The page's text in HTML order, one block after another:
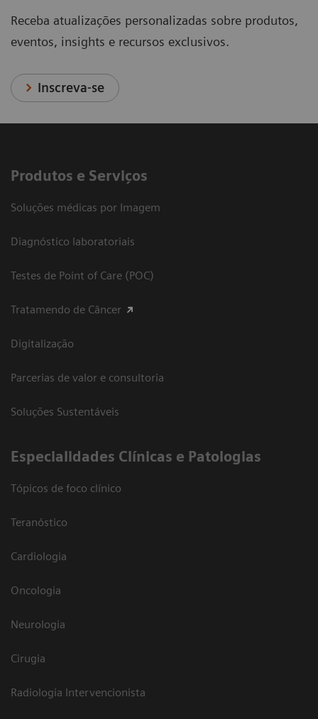
Receba atualizações personalizadas sobre produtos,
eventos, insights e recursos exclusivos.
Inscreva-se
Produtos e Serviços
Soluções médicas por Imagem
Diagnóstico laboratoriais
Testes de Point of Care (POC)
Tratamendo de Câncer
Digitalização
Parcerias de valor e consultoria
Soluções Sustentáveis
​Especialidades Clínicas e Patologias
Tópicos de foco clínico
Teranóstico
Cardiologia
Oncologia
Neurologia
Cirugia
Radiologia Intervencionista